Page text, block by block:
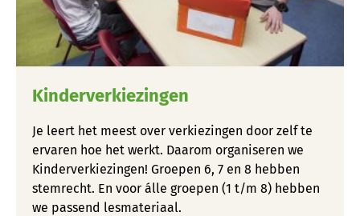
Kinderverkiezingen
Je leert het meest over verkiezingen door zelf te
ervaren hoe het werkt. Daarom organiseren we
Kinderverkiezingen! Groepen 6, 7 en 8 hebben
stemrecht. En voor álle groepen (1 t/m 8) hebben
we passend lesmateriaal.